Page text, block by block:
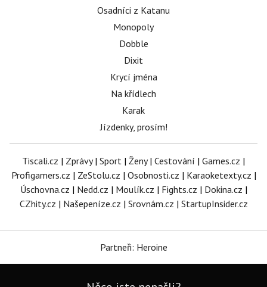
Osadníci z Katanu
Monopoly
Dobble
Dixit
Krycí jména
Na křídlech
Karak
Jízdenky, prosím!
Tiscali.cz | Zprávy| Sport | Ženy| Cestování | Games.cz |
Profigamers.cz | ZeStolu.cz | Osobnosti.cz | Karaoketexty.cz |
Úschovna.cz | Nedd.cz | Moulík.cz | Fights.cz | Dokina.cz |
CZhity.cz | Našepeníze.cz | Srovnám.cz | StartupInsider.cz
Partneři: Heroine